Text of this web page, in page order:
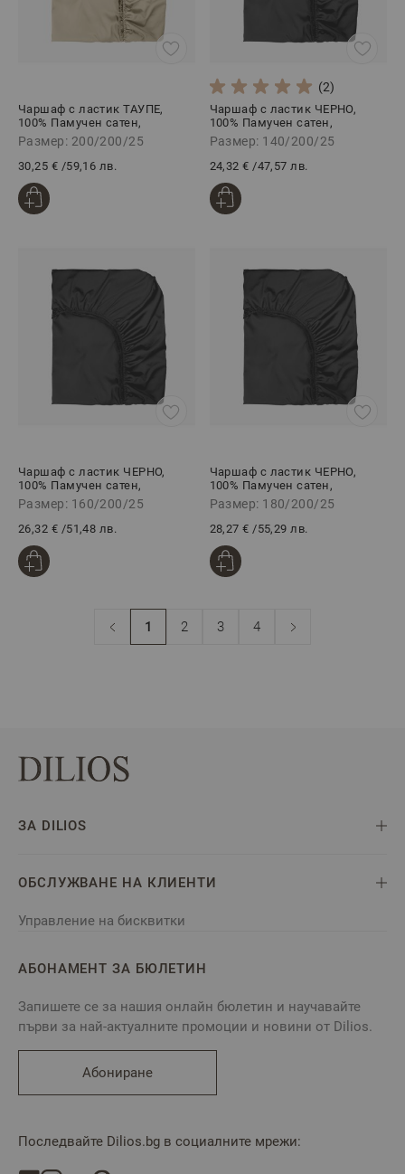
Чаршаф с ластик ТАУПЕ,
100% Памучен сатен,
200/200/25 см
Размер: 200/200/25
30,25 € /59,16 лв.
(2)
Чаршаф с ластик ЧЕРНО,
100% Памучен сатен,
140/200/25 см
Размер: 140/200/25
24,32 € /47,57 лв.
Чаршаф с ластик ЧЕРНО,
100% Памучен сатен,
160/200/25 см
Размер: 160/200/25
26,32 € /51,48 лв.
Чаршаф с ластик ЧЕРНО,
100% Памучен сатен,
180/200/25 см
Размер: 180/200/25
28,27 € /55,29 лв.
В момента четете страница
1
Страница
2
Страница
3
Страница
4
ЗА DILIOS
ОБСЛУЖВАНЕ НА КЛИЕНТИ
Управление на бисквитки
АБОНАМЕНТ ЗА БЮЛЕТИН
Запишете се за нашия онлайн бюлетин и научавайте
първи за най-актуалните промоции и новини от Dilios.
Абониране
Последвайте Dilios.bg в социалните мрежи: